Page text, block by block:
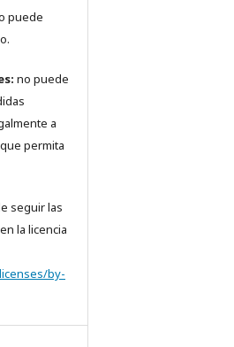
puede
no puede
a
permita
seguir las
la licencia
by-